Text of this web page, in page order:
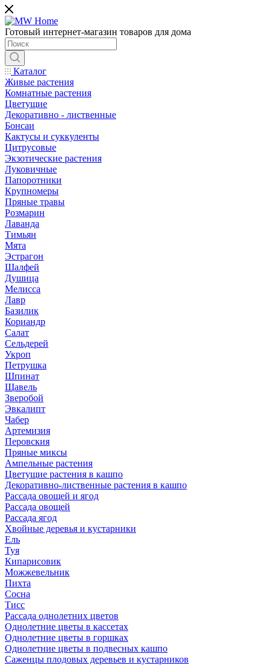
Готовый интернет-магазин товаров для дома
Каталог
Живые растения
Комнатные растения
Цветущие
Декоративно - лиственные
Бонсаи
Кактусы и суккуленты
Цитрусовые
Экзотические растения
Луковичные
Папоротники
Крупномеры
Пряные травы
Розмарин
Лаванда
Тимьян
Мята
Эстрагон
Шалфей
Душица
Мелисса
Лавр
Базилик
Кориандр
Салат
Сельдерей
Укроп
Петрушка
Шпинат
Щавель
Зверобой
Эвкалипт
Чабер
Артемизия
Перовския
Пряные миксы
Ампельные растения
Цветущие растения в кашпо
Декоративно-лиственные растения в кашпо
Рассада овощей и ягод
Рассада овощей
Рассада ягод
Хвойные деревья и кустарники
Ель
Туя
Кипарисовик
Можжевельник
Пихта
Сосна
Тисc
Рассада однолетних цветов
Однолетние цветы в кассетах
Однолетние цветы в горшках
Однолетние цветы в подвесных кашпо
Саженцы плодовых деревьев и кустарников